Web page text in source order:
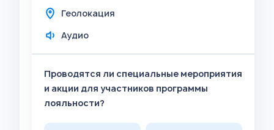
Геолокация
Аудио
Проводятся ли специальные мероприятия
и акции для участников программы
лояльности?